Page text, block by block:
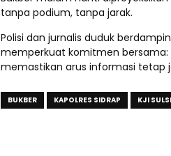
tanpa podium, tanpa jarak.
Polisi dan jurnalis duduk
memperkuat komitmen
memastikan arus informasi tetap
BUKBER KAPOLRES SIDRAP KJI